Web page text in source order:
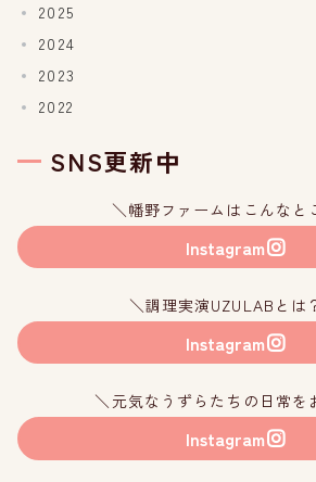
2025
2024
2023
2022
SNS更新中
＼幡野ファームはこんなと
Instagram
＼調理実演UZULABとは
Instagram
＼元気なうずらたちの日常を
Instagram